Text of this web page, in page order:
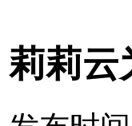
莉莉云